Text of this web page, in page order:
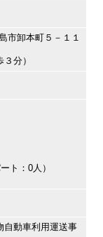
市卸本町５－１１
分）
ト：0人）
自動車利用運送事